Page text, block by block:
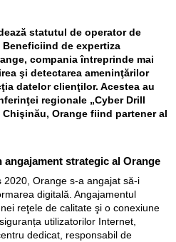
statutul de operator de
de expertiza
compania întreprinde mai
şi detectarea ameninţărilor
datelor clienţilor. Acestea au
regionale „Cyber Drill
Orange fiind partener al
strategic al Orange
2020, Orange s-a angajat să-i
digitală. Angajamentul
reţele de calitate şi o conexiune
utilizatorilor Internet,
dedicat, responsabil de